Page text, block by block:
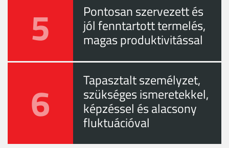
5 Pontosan szervezett és
jól fenntartott termelés,
magas produktivitással
6 Tapasztalt személyzet,
szükséges ismeretekkel,
képzéssel és alacsony
fluktuációval